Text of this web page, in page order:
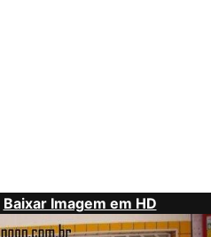
Baixar Imagem em HD